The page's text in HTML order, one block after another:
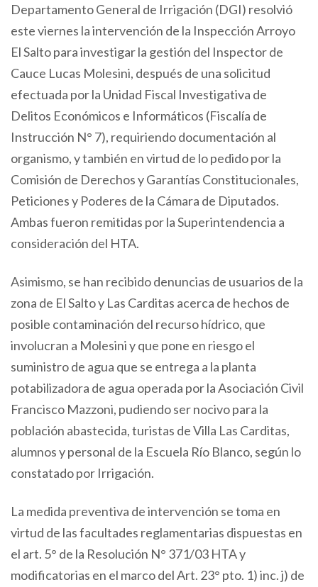
Departamento General de Irrigación (DGI) resolvió
este viernes la intervención de la Inspección Arroyo
El Salto para investigar la gestión del Inspector de
Cauce Lucas Molesini, después de una solicitud
efectuada por la Unidad Fiscal Investigativa de
Delitos Económicos e Informáticos (Fiscalía de
Instrucción N° 7), requiriendo documentación al
organismo, y también en virtud de lo pedido por la
Comisión de Derechos y Garantías Constitucionales,
Peticiones y Poderes de la Cámara de Diputados.
Ambas fueron remitidas por la Superintendencia a
consideración del HTA.
Asimismo, se han recibido denuncias de usuarios de la
zona de El Salto y Las Carditas acerca de hechos de
posible contaminación del recurso hídrico, que
involucran a Molesini y que pone en riesgo el
suministro de agua que se entrega a la planta
potabilizadora de agua operada por la Asociación Civil
Francisco Mazzoni, pudiendo ser nocivo para la
población abastecida, turistas de Villa Las Carditas,
alumnos y personal de la Escuela Río Blanco, según lo
constatado por Irrigación.
La medida preventiva de intervención se toma en
virtud de las facultades reglamentarias dispuestas en
el art. 5° de la Resolución N° 371/03 HTA y
modificatorias en el marco del Art. 23° pto. 1) inc. j) de